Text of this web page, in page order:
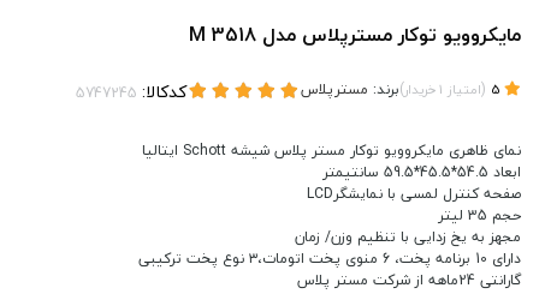
مایکروویو توکار مسترپلاس مدل M 3518
(امتیاز 1خریدار)برند: مسترپلاس کدکالا:
نمای ظاهری مایکروویو توکار مستر پلاس شیشه Schott ایتالیا
ابعاد 54.5*45.5*59.5 سانتیمتر
صفحه کنترل لمسی با نمایشگرLCD
حجم 35 لیتر
مجهز به یخ زدایی با تنظیم وزن/ زمان
دارای 10 برنامه پخت، 6 منوی پخت اتومات،۳ نوع پخت ترکیبی
گارانتی 24ماهه از شرکت مستر پلاس